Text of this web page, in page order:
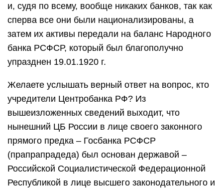
и, судя по всему, вообще никаких банков, так как
сперва все они были национализированы, а
затем их активы передали на баланс Народного
банка РСФСР, который был благополучно
упразднен 19.01.1920 г.
Желаете услышать верный ответ на вопрос, кто
учредители Центробанка РФ? Из
вышеизложенных сведений выходит, что
нынешний ЦБ России в лице своего законного
прямого предка – Госбанка РСФСР
(прапрапрадеда) был основан державой –
Российской Социалистической Федерационной
Республикой в лице высшего законодательного и